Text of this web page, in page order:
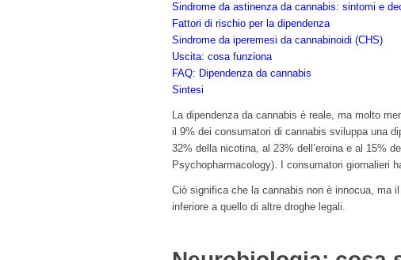
Sindrome da astinenza da cannabis: sintomi e
Fattori di rischio per la dipendenza
Sindrome da iperemesi da cannabinoidi (CHS)
Uscita: cosa funziona
FAQ: Dipendenza da cannabis
Sintesi
La dipendenza da cannabis è reale, ma molto
il 9% dei consumatori di cannabis sviluppa una
32% della nicotina, al 23% dell’eroina e al 15%
Psychopharmacology). I consumatori giornalieri
Ciò significa che la cannabis non è innocua, ma
inferiore a quello di altre droghe legali.